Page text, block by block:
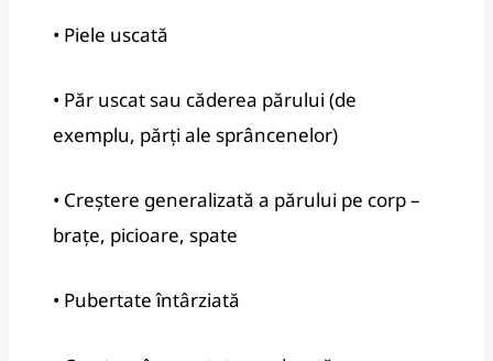
• Piele uscată
• Păr uscat sau căderea părului (de
exemplu, părți ale sprâncenelor)
• Creștere generalizată a părului pe corp –
brațe, picioare, spate
• Pubertate întârziată